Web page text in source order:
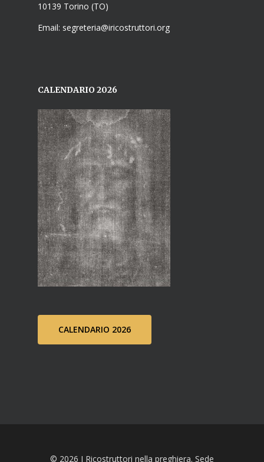
10139 Torino (TO)
Email: segreteria@iricostruttori.org
CALENDARIO 2026
CALENDARIO 2026
© 2026 I Ricostruttori nella preghiera. Sede